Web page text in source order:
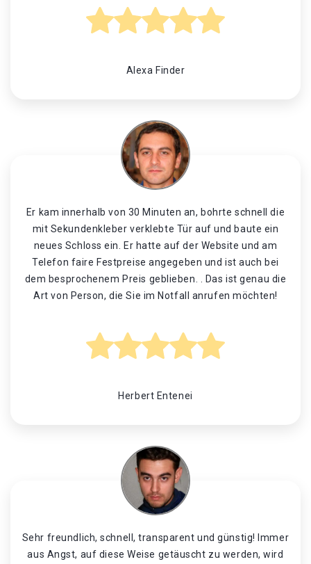
Alexa Finder
Er kam innerhalb von 30 Minuten an, bohrte schnell die
mit Sekundenkleber verklebte Tür auf und baute ein
neues Schloss ein. Er hatte auf der Website und am
Telefon faire Festpreise angegeben und ist auch bei
dem besprochenem Preis geblieben. . Das ist genau die
Art von Person, die Sie im Notfall anrufen möchten!
Herbert Entenei
Sehr freundlich, schnell, transparent und günstig! Immer
aus Angst, auf diese Weise getäuscht zu werden, wird